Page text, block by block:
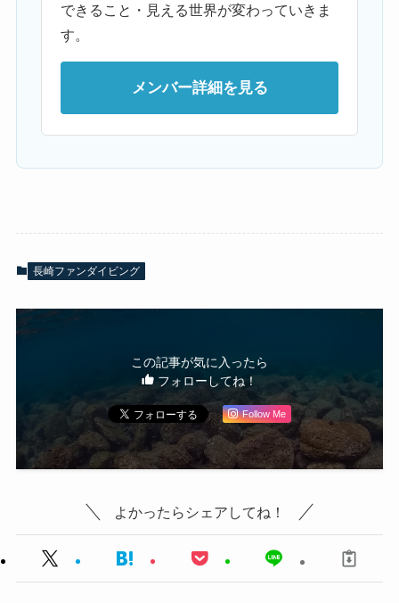
できること・見える世界が変わっていきま
す。
メンバー詳細を見る
長崎ファンダイビング
この記事が気に入ったら
フォローしてね！
Follow Me
よかったらシェアしてね！